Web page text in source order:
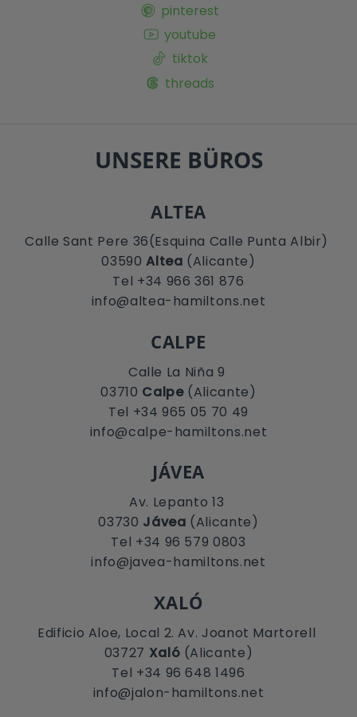
pinterest
youtube
tiktok
threads
UNSERE BÜROS
ALTEA
Calle Sant Pere 36(Esquina Calle Punta Albir)
03590Altea (Alicante)
Tel +34 966 361 876
info@altea-hamiltons.net
CALPE
Calle La Niña 9
03710 Calpe(Alicante)
Tel +34 965 05 70 49
info@calpe-hamiltons.net
JÁVEA
Av. Lepanto 13
03730 Jávea (Alicante)
Tel +34 96 579 0803
info@javea-hamiltons.net
XALÓ
Edificio Aloe, Local 2. Av. Joanot Martorell
03727 Xaló (Alicante)
Tel +34 96 648 1496
info@jalon-hamiltons.net